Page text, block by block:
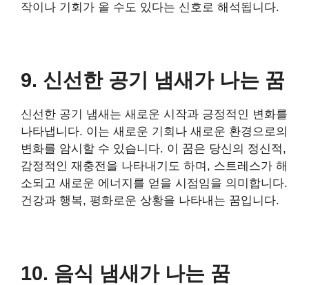
작이나 기회가 올 수도 있다는 신호로 해석됩니다.
9. 신선한 공기 냄새가 나는 꿈
신선한 공기 냄새는 새로운 시작과 긍정적인 변화를
나타냅니다. 이는 새로운 기회나 새로운 환경으로의
변화를 암시할 수 있습니다. 이 꿈은 당신의 정신적,
감정적인 재충전을 나타내기도 하며, 스트레스가 해
소되고 새로운 에너지를 얻을 시점임을 의미합니다.
건강과 행복, 평화로운 상황을 나타내는 꿈입니다.
10. 음식 냄새가 나는 꿈